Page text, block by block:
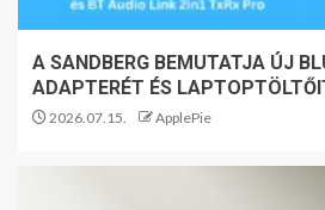
A SANDBERG BEMUTATJA ÚJ
ADAPTERÉT ÉS
2026.07.15. ApplePie